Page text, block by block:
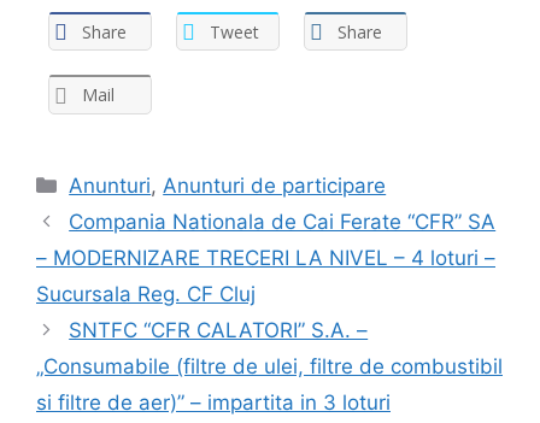
Share Tweet Share
Mail
Anunturi,Anunturi de participare
Compania Nationala de Cai Ferate “CFR” SA
– MODERNIZARE TRECERI LA NIVEL – 4 loturi –
Sucursala Reg. CF Cluj
SNTFC “CFR CALATORI” S.A. –
„Consumabile (filtre de ulei, filtre de combustibil
si filtre de aer)” – impartita in 3 loturi